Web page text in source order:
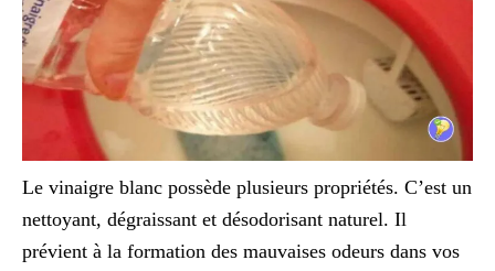
Le vinaigre blanc possède plusieurs propriétés. C’est un
nettoyant, dégraissant et désodorisant naturel. Il
prévient à la formation des mauvaises odeurs dans vos